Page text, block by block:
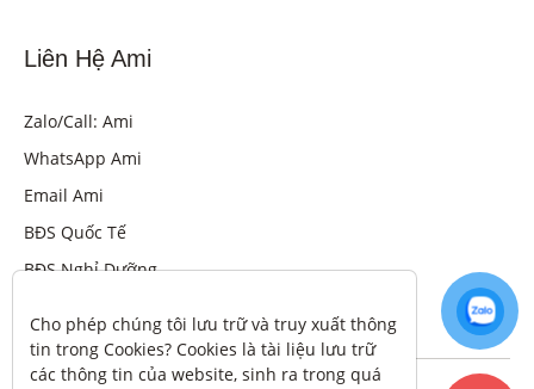
Liên Hệ Ami
Zalo/Call: Ami
WhatsApp Ami
Email Ami
BĐS Quốc Tế
BĐS Nghỉ Dưỡng
Cho phép chúng tôi lưu trữ và truy xuất thông
tin trong Cookies? Cookies là tài liệu lưu trữ
các thông tin của website, sinh ra trong quá